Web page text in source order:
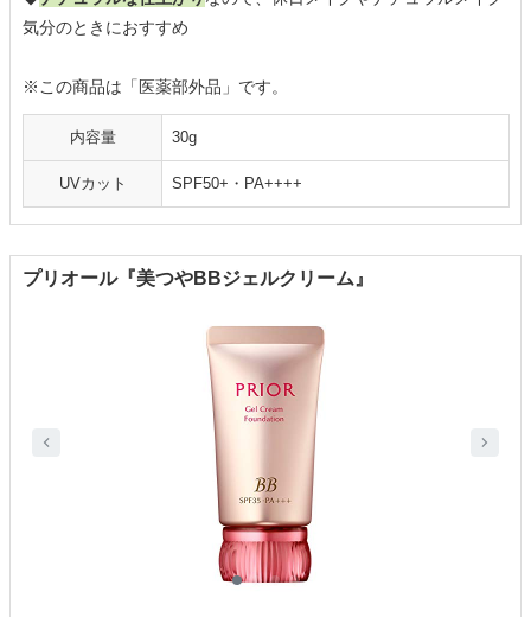
気分のときにおすすめ
※この商品は「医薬部外品」です。
内容量 30g
UVカット SPF50+・PA++++
プリオール『美つやBBジェルクリーム』